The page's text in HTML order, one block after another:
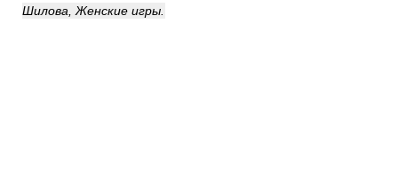
Шилова, Женские игры.